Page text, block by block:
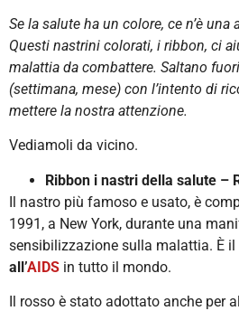
Se la salute ha un colore, ce n’è una
Questi nastrini colorati, i ribbon, ci
malattia da combattere. Saltano
(settimana, mese) con l’intento di
mettere la nostra attenzione.
Vediamoli da vicino.
Ribbon i nastri della salute –
Il nastro più famoso e usato, è
1991, a New York, durante una
sensibilizzazione sulla malattia. È
all’AIDS in tutto il mondo.
Il rosso è stato adottato anche per